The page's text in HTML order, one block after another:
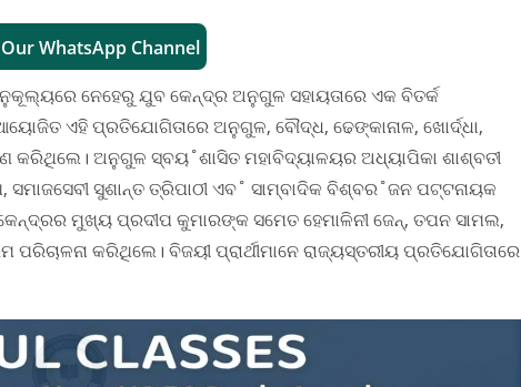
WhatsApp Channel
ନେହେରୁ ଯୁବ କେନ୍ଦ୍ର ଅନୁଗୁଳ ସହାୟତାରେ ଏକ ବିତର୍କ
ଏହି ପ୍ରତିଯୋଗିତାରେ ଅନୁଗୁଳ, ବୌଦ୍ଧ, ଢେଙ୍କାନାଳ, ଖୋର୍ଦ୍ଧା,
ଅନୁଗୁଳ ସ୍ବୟ˚ଶାସିତ ମହାବିଦ୍ୟାଳୟର ଅଧ୍ୟାପିକା ଶାଶ୍ବତୀ
ସୁଶାନ୍ତ ତ୍ରିପାଠୀ ଏବ˚ ସାମ୍ବାଦିକ ବିଶ୍ବର˚ଜନ ପଟ୍ଟନାୟକ
ମୁଖ୍ୟ ପ୍ରଦୀପ କୁମାରଙ୍କ ସମେତ ହେମାଳିନୀ ଜେନ୍‌, ତପନ ସାମଲ,
କରିଥିଲେ। ବିଜୟୀ ପ୍ରାର୍ଥୀମାନେ ରାଜ୍ୟସ୍ତରୀୟ ପ୍ରତିଯୋଗିତାରେ